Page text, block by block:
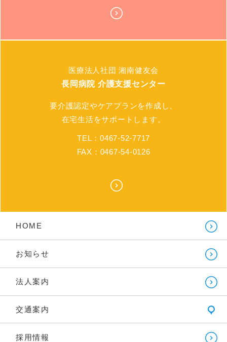
医療法人社団 湘南健友会
長岡病院 介護支援センター
要介護認定やケアプランを作成し、
在宅生活をサポートします。
TEL：0467-52-7717
FAX：0467-54-0126
HOME
お知らせ
法人案内
交通案内
採用情報